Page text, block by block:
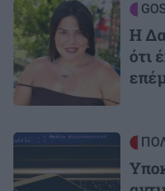
Image
Η
ότι
Image